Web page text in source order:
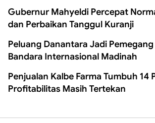
Gubernur Mahyeldi Percepat
dan Perbaikan Tanggul Kuranji
Peluang Danantara Jadi Pemegang
Bandara Internasional Madinah
Penjualan Kalbe Farma Tumbuh 14
Profitabilitas Masih Tertekan